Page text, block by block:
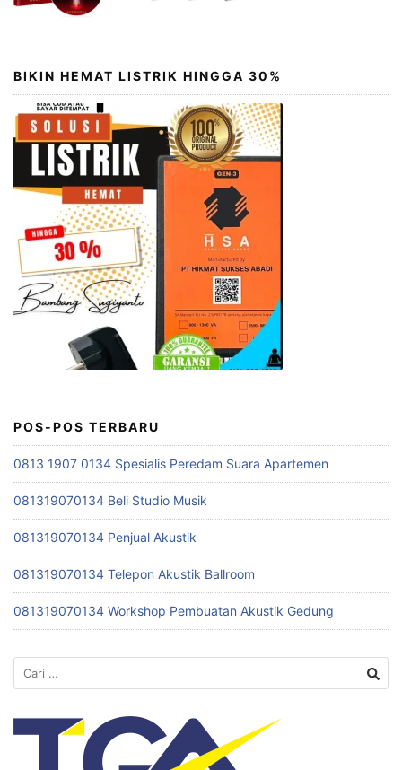
BIKIN HEMAT LISTRIK HINGGA 30%
POS-POS TERBARU
0813 1907 0134 Spesialis Peredam Suara Apartemen
081319070134 Beli Studio Musik
081319070134 Penjual Akustik
081319070134 Telepon Akustik Ballroom
081319070134 Workshop Pembuatan Akustik Gedung
Cari
untuk: